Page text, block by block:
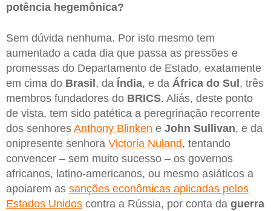
potência hegemônica?
Sem dúvida nenhuma. Por isto mesmo tem
aumentado a cada dia que passa as pressões e
promessas do Departamento de Estado, exatamente
em cima do Brasil , da Índia, e da África do Sul , três
membros fundadores do BRICS. Aliás, deste ponto
de vista, tem sido patética a peregrinação recorrente
dos senhores Anthony Blinken e John Sullivan, e da
onipresente senhora Victoria Nuland, tentando
convencer – sem muito sucesso – os governos
africanos, latino-americanos, ou mesmo asiáticos a
apoiarem as sanções econômicas aplicadas pelos
Estados Unidos contra a Rússia, por conta da guerra